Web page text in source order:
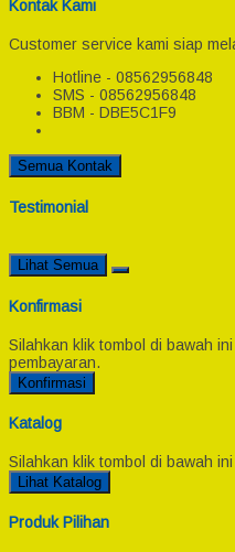
Kontak Kami
Customer service kami siap
Hotline - 08562956848
SMS - 08562956848
BBM - DBE5C1F9
Semua Kontak
Testimonial
Lihat Semua
Konfirmasi
Silahkan klik tombol di bawah
pembayaran.
Konfirmasi
Katalog
Silahkan klik tombol di bawah
Lihat Katalog
Produk Pilihan